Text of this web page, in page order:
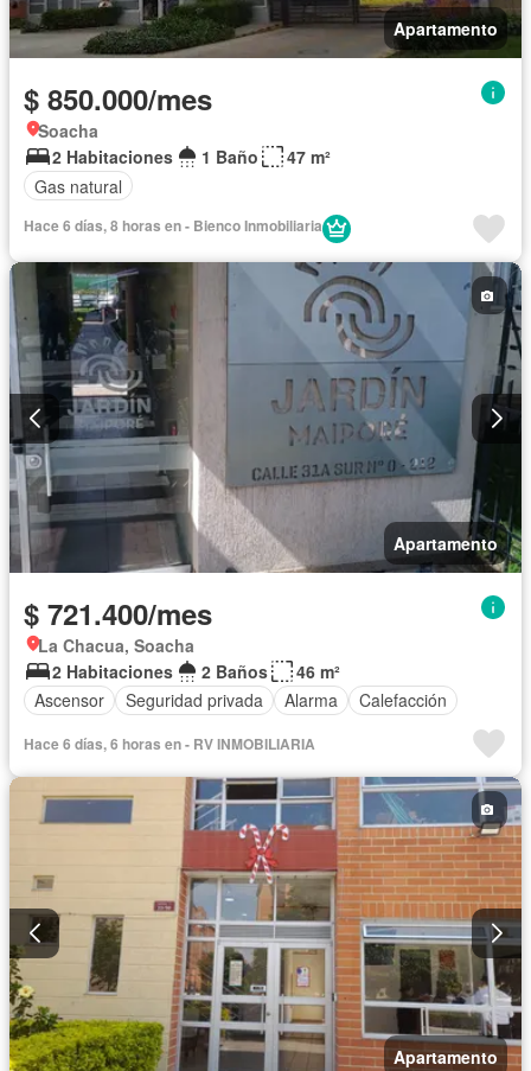
Apartamento
$ 850.000/mes
Soacha
2 Habitaciones
1 Baño
47 m²
Gas natural
Hace 6 días, 8 horas en - Bienco Inmobiliaria
Apartamento
$ 721.400/mes
La Chacua, Soacha
2 Habitaciones
2 Baños
46 m²
Ascensor
Seguridad privada Alarma Calefacción
Hace 6 días, 6 horas en - RV INMOBILIARIA
Apartamento